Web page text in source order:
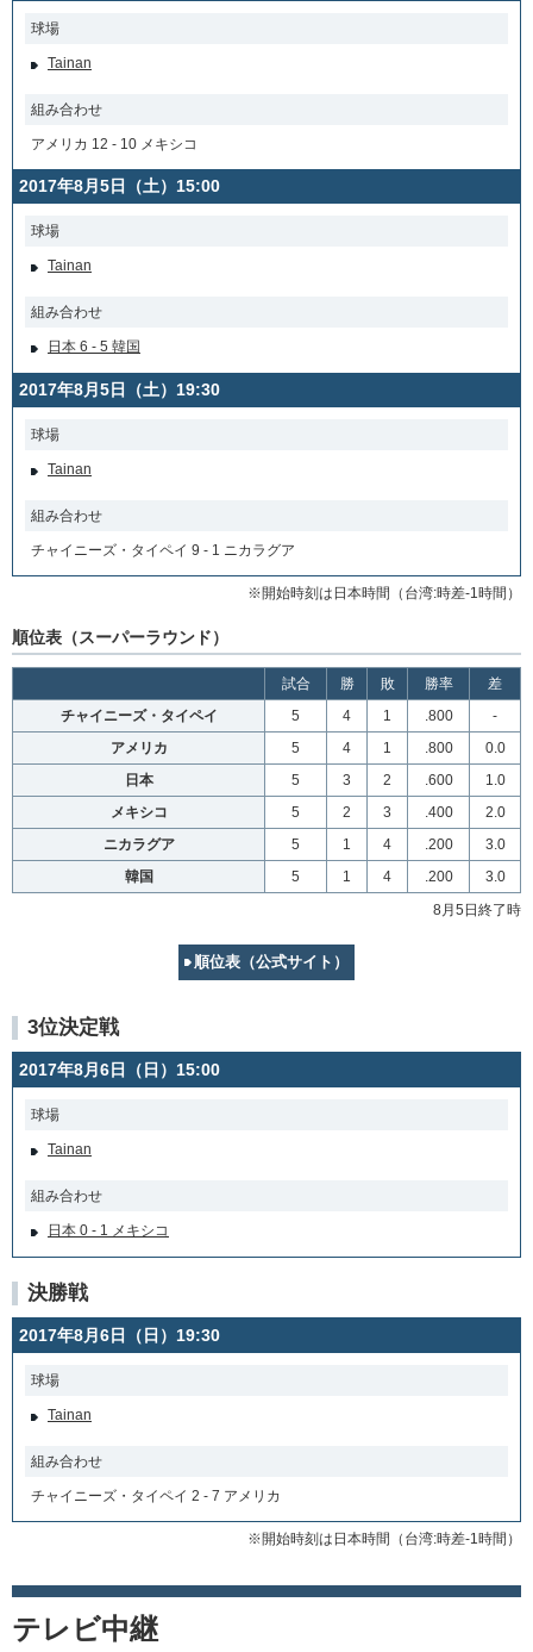
球場
Tainan
組み合わせ
アメリカ 12 - 10 メキシコ
2017年8月5日（土）15:00
球場
Tainan
組み合わせ
日本 6 - 5 韓国
2017年8月5日（土）19:30
球場
Tainan
組み合わせ
チャイニーズ・タイペイ 9 - 1 ニカラグア
※開始時刻は日本時間（台湾:時差-1時間）
順位表（スーパーラウンド）
試合 勝 敗 勝率
差
チャイニーズ・タイペイ
5 4 1 .800
-
アメリカ
5 4 1 .800
0.0
日本
5 3 2 .600
1.0
メキシコ
5 2 3 .400
2.0
ニカラグア
5 1 4 .200
3.0
韓国
5 1 4 .200
3.0
8月5日終了時
順位表（公式サイト）
3位決定戦
2017年8月6日（日）15:00
球場
Tainan
組み合わせ
日本 0 - 1 メキシコ
決勝戦
2017年8月6日（日）19:30
球場
Tainan
組み合わせ
チャイニーズ・タイペイ 2 - 7 アメリカ
※開始時刻は日本時間（台湾:時差-1時間）
テレビ中継